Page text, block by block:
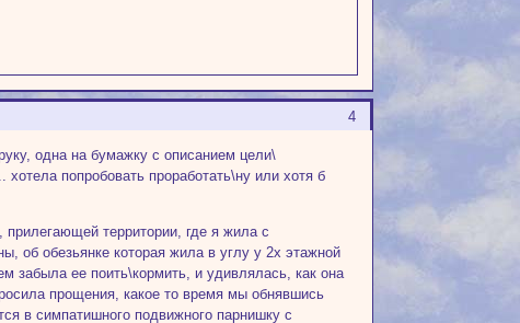
4
одна на бумажку с описанием цели\
попробовать проработать\ну или хотя б
территории, где я жила с
об обезьянке которая жила в углу у 2х этажной
забыла ее поить\кормить, и удивлялась, как она
прощения, какое то время мы обнявшись
в симпатишного подвижного парнишку с